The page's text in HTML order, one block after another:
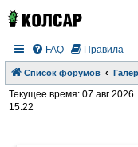
FAQ Правила
Список форумов
Текущее время: 07 авг 2026
15:22